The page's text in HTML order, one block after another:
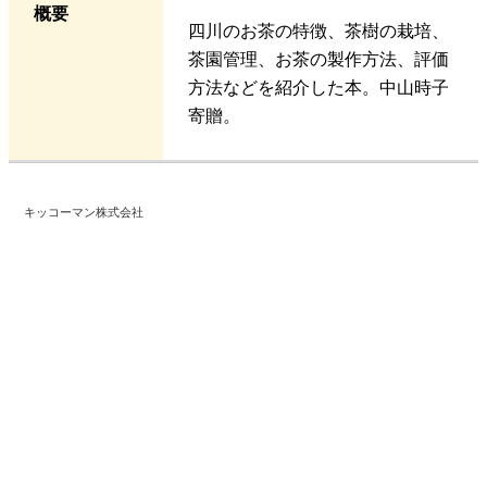
概要
四川のお茶の特徴、茶樹の栽培、
茶園管理、お茶の製作方法、評価
方法などを紹介した本。中山時子
寄贈。
キッコーマン株式会社